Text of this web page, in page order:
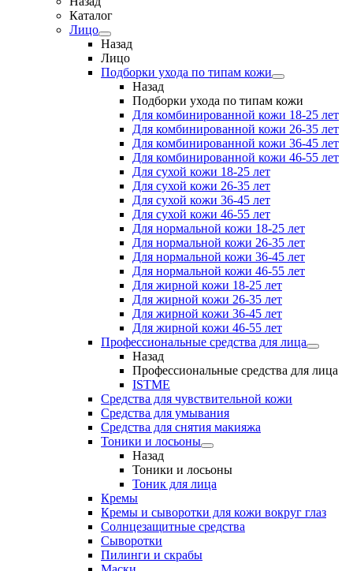
Каталог
Лицо
Назад
Лицо
Подборки ухода по типам кожи
Назад
Подборки ухода по типам кожи
Для комбинированной кожи 18-25 лет
Для комбинированной кожи 26-35 лет
Для комбинированной кожи 36-45 лет
Для комбинированной кожи 46-55 лет
Для сухой кожи 18-25 лет
Для сухой кожи 26-35 лет
Для сухой кожи 36-45 лет
Для сухой кожи 46-55 лет
Для нормальной кожи 18-25 лет
Для нормальной кожи 26-35 лет
Для нормальной кожи 36-45 лет
Для нормальной кожи 46-55 лет
Для жирной кожи 18-25 лет
Для жирной кожи 26-35 лет
Для жирной кожи 36-45 лет
Для жирной кожи 46-55 лет
Профессиональные средства для лица
Назад
Профессиональные средства для лица
ISTME
Средства для чувствительной кожи
Средства для умывания
Средства для снятия макияжа
Тоники и лосьоны
Назад
Тоники и лосьоны
Тоник для лица
Кремы
Кремы и сыворотки для кожи вокруг глаз
Солнцезащитные средства
Сыворотки
Пилинги и скрабы